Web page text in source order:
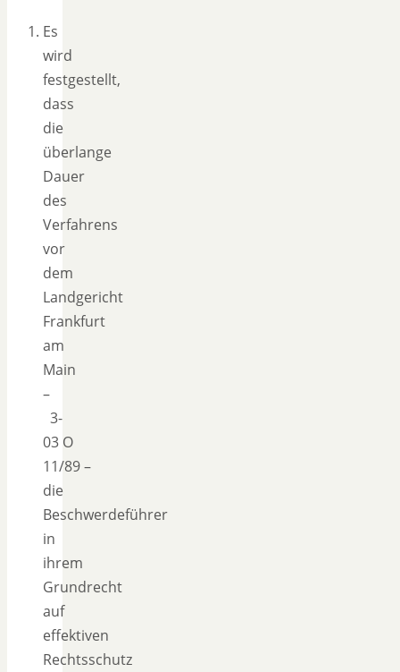
Es
wird
festgestellt,
dass
die
überlange
Dauer
des
Verfahrens
vor
dem
Landgericht
Frankfurt
am
Main
–
3-
03 O
11/89 –
die
Beschwerdeführer
in
ihrem
Grundrecht
auf
effektiven
Rechtsschutz